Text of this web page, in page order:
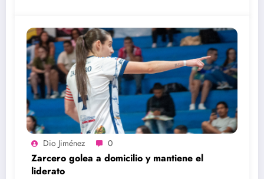
Dio Jiménez 0
Zarcero golea a domicilio y mantiene el
liderato